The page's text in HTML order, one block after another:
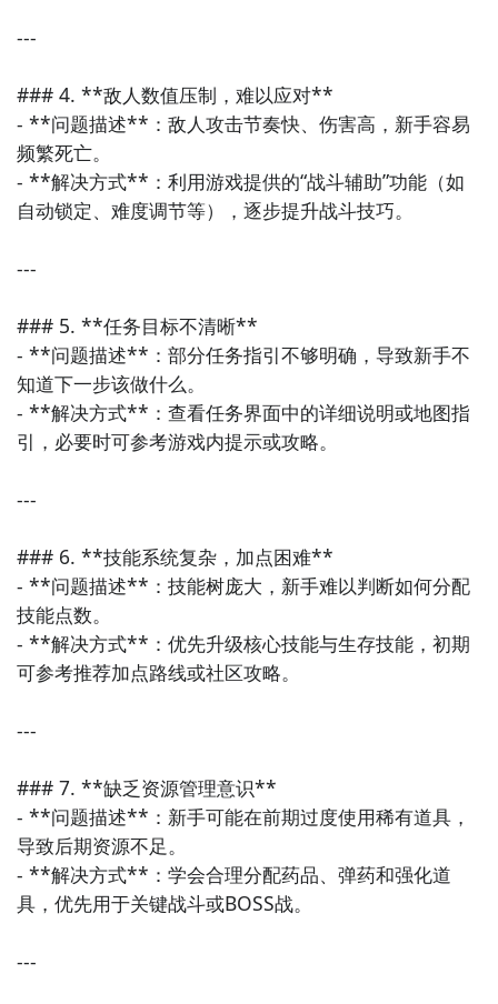
意战斗中的连招和技能释放。
9. 飞行要塞戴德勒斯章节
- 探索机舱：进机舱右拐，箱子里有魄封珠。打碎中控
室的机箱有水晶骷髅。
10. 后续章节概览
- 水都之夜、丛林之秘等章节：这些章节中同样有丰富
的收集品和战斗挑战，玩家需注意探索和利用环境中的
道具。
烈，玩家需熟练掌握角色的技能和连招，以应对强大的
11. 最终章节：无间炼狱与血域
- boss战策略：在无间炼狱章节中，捡起上一关boss掉
落的“兽岚之心”，为最终boss战做好准备。在血域章节
中，专注攻击boss肚子上的发光圆球，边追边射，直至
还在多个方面进行了创新和升级。通过本文的攻略指
导，玩家可以更好地掌握游戏技巧，享受这款动作大作
带来的紧张刺激和成就感。
- 在面对强敌时，不要急于进攻，而是要耐心等待机
会，寻找敌人的破绽。
- 尽量保持ryu的生命值，避免在战斗中陷入被动。
- 游戏中有许多隐藏关卡和秘密房间，玩家可以通过收
集特定物品来解锁它们。
---
### 4. **敌人数值压制，难以应对**
- **问题描述**：敌人攻击节奏快、伤害高，新手容易
频繁死亡。
- **解决方式**：利用游戏提供的“战斗辅助”功能（如
自动锁定、难度调节等），逐步提升战斗技巧。
---
### 5. **任务目标不清晰**
- **问题描述**：部分任务指引不够明确，导致新手不
知道下一步该做什么。
- **解决方式**：查看任务界面中的详细说明或地图指
引，必要时可参考游戏内提示或攻略。
---
### 6. **技能系统复杂，加点困难**
- **问题描述**：技能树庞大，新手难以判断如何分配
技能点数。
- **解决方式**：优先升级核心技能与生存技能，初期
可参考推荐加点路线或社区攻略。
---
### 7. **缺乏资源管理意识**
- **问题描述**：新手可能在前期过度使用稀有道具，
导致后期资源不足。
- **解决方式**：学会合理分配药品、弹药和强化道
具，优先用于关键战斗或BOSS战。
---